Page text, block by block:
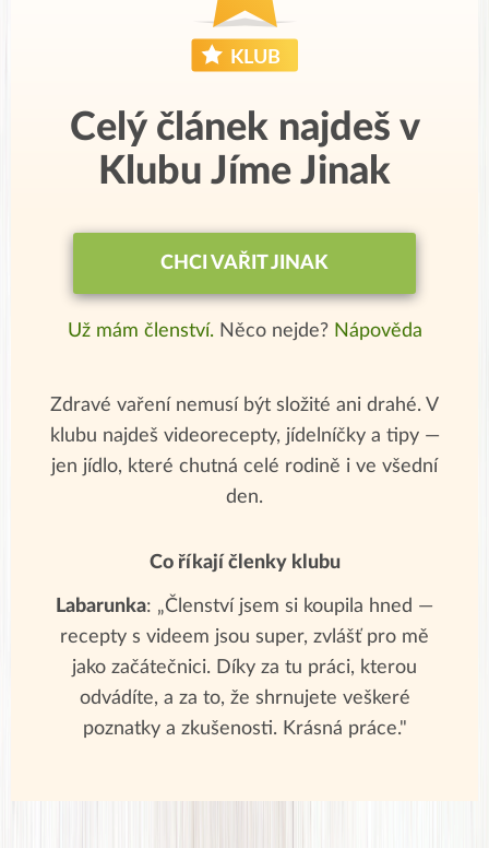
Celý článek najdeš v
Klubu Jíme Jinak
CHCI VAŘIT JINAK
Už mám členství. Něco nejde? Nápověda
Zdravé vaření nemusí být složité ani drahé. V
klubu najdeš videorecepty, jídelníčky a tipy —
jen jídlo, které chutná celé rodině i ve všední
den.
Co říkají členky klubu
Labarunka: „Členství jsem si koupila hned —
recepty s videem jsou super, zvlášť pro mě
jako začátečnici. Díky za tu práci, kterou
odvádíte, a za to, že shrnujete veškeré
poznatky a zkušenosti. Krásná práce."